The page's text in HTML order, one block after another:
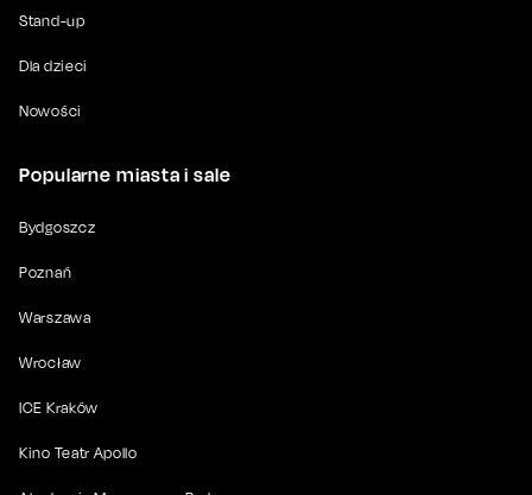
Stand-up
Dla dzieci
Nowości
Popularne miasta i sale
Bydgoszcz
Poznań
Warszawa
Wrocław
ICE Kraków
Kino Teatr Apollo